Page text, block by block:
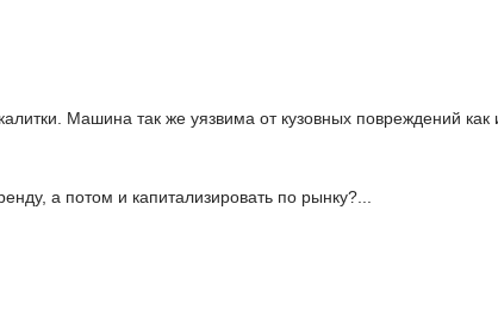
Машина так же уязвима от кузовных повреждений
а потом и капитализировать по рынку?...